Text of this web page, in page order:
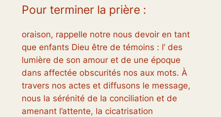
Pour terminer la prière :
oraison, rappelle notre nous devoir en tant
que enfants Dieu être de témoins : l’ des
lumière de son amour et de une époque
dans affectée obscurités nos aux mots. À
travers nos actes et diffusons le message,
nous la sérénité de la conciliation et de
amenant l’attente, la cicatrisation